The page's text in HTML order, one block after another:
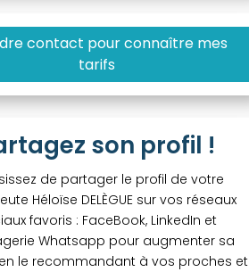
contact pour connaître mes
tarifs
son profil !
de partager le profil de votre
Héloïse DELÈGUE sur vos réseaux
favoris : FaceBook, LinkedIn et
Whatsapp pour augmenter sa
le recommandant à vos proches et